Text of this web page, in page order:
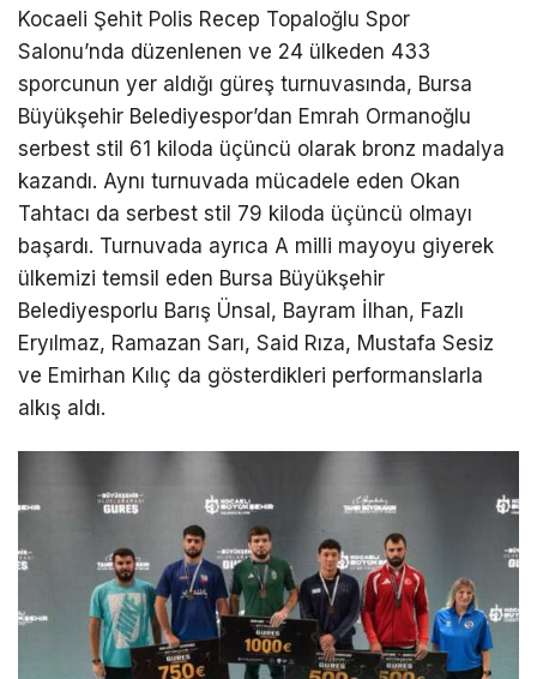
Kocaeli Şehit Polis Recep Topaloğlu Spor
Salonu’nda düzenlenen ve 24 ülkeden 433
sporcunun yer aldığı güreş turnuvasında, Bursa
Büyükşehir Belediyespor’dan Emrah Ormanoğlu
serbest stil 61 kiloda üçüncü olarak bronz madalya
kazandı. Aynı turnuvada mücadele eden Okan
Tahtacı da serbest stil 79 kiloda üçüncü olmayı
başardı. Turnuvada ayrıca A milli mayoyu giyerek
ülkemizi temsil eden Bursa Büyükşehir
Belediyesporlu Barış Ünsal, Bayram İlhan, Fazlı
Eryılmaz, Ramazan Sarı, Said Rıza, Mustafa Sesiz
ve Emirhan Kılıç da gösterdikleri performanslarla
alkış aldı.